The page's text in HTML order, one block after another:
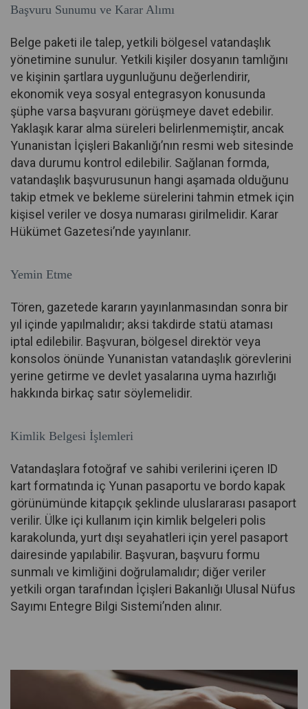
Başvuru Sunumu ve Karar Alımı
Belge paketi ile talep, yetkili bölgesel vatandaşlık
yönetimine sunulur. Yetkili kişiler dosyanın tamlığını
ve kişinin şartlara uygunluğunu değerlendirir,
ekonomik veya sosyal entegrasyon konusunda
şüphe varsa başvuranı görüşmeye davet edebilir.
Yaklaşık karar alma süreleri belirlenmemiştir, ancak
Yunanistan İçişleri Bakanlığı’nın resmi web sitesinde
dava durumu kontrol edilebilir. Sağlanan formda,
vatandaşlık başvurusunun hangi aşamada olduğunu
takip etmek ve bekleme sürelerini tahmin etmek için
kişisel veriler ve dosya numarası girilmelidir. Karar
Hükümet Gazetesi’nde yayınlanır.
Yemin Etme
Tören, gazetede kararın yayınlanmasından sonra bir
yıl içinde yapılmalıdır; aksi takdirde statü ataması
iptal edilebilir. Başvuran, bölgesel direktör veya
konsolos önünde Yunanistan vatandaşlık görevlerini
yerine getirme ve devlet yasalarına uyma hazırlığı
hakkında birkaç satır söylemelidir.
Kimlik Belgesi İşlemleri
Vatandaşlara fotoğraf ve sahibi verilerini içeren ID
kart formatında iç Yunan pasaportu ve bordo kapak
görünümünde kitapçık şeklinde uluslararası pasaport
verilir. Ülke içi kullanım için kimlik belgeleri polis
karakolunda, yurt dışı seyahatleri için yerel pasaport
dairesinde yapılabilir. Başvuran, başvuru formu
sunmalı ve kimliğini doğrulamalıdır; diğer veriler
yetkili organ tarafından İçişleri Bakanlığı Ulusal Nüfus
Sayımı Entegre Bilgi Sistemi’nden alınır.